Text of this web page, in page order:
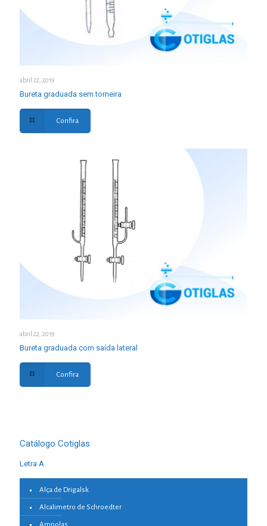
abril 22, 2019
Bureta graduada sem torneira
Confira
abril 22, 2019
Bureta graduada com saída lateral
Confira
Catálogo Cotiglas
Letra A
Alça de Drigalsk
Alcalimetro de Schroedter